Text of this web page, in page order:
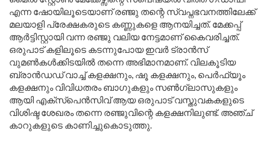
എന്ന ഷോയിലൂടെയാണ് രഞ്ജു തന്റെ സ്വപ്നഭവനത്തിലേക്ക്
മലയാളി പ്രേക്ഷകരുടെ കണ്ണുകളെ ആനയിച്ചത്. മേക്കപ്പ്
ആർട്ടിസ്റ്റായി വന്ന രഞ്ജു വലിയ നേട്ടമാണ് കൈവരിച്ചത്.
ഒരുപാട് കളിലൂടെ കടന്നുപോയ ഇവർ ട്രാൻസ്
വുമൺകൾക്കിടയിൽ തന്നെ അഭിമാനമാണ്. വിലകൂടിയ
ബ്രാൻഡഡ് വാച്ച് കളക്ഷനും, ഷൂ കളക്ഷനും, പെർഫ്യൂം
കളക്ഷനും വിവിധതരം ബാഗുകളും സൺഗ്ലാസുകളും
ആയി എക്സ്പെൻസിവ് ആയ ഒരുപാട് വസ്തുവകകളുടെ
വിശിഷ്ട ശേഖരം തന്നെ രഞ്ജുവിന്റെ കളക്ഷനിലുണ്ട്. അഞ്ച്
കാറുകളുടെ കാണിച്ചുകൊടുത്തു.